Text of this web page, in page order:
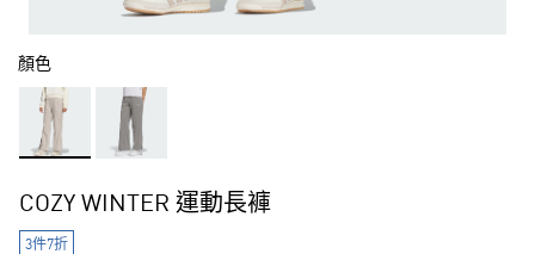
顏色
COZY WINTER 運動長褲
3件7折